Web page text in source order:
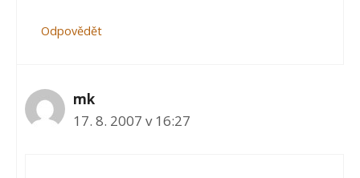
Odpovědět
mk
17. 8. 2007 v 16:27